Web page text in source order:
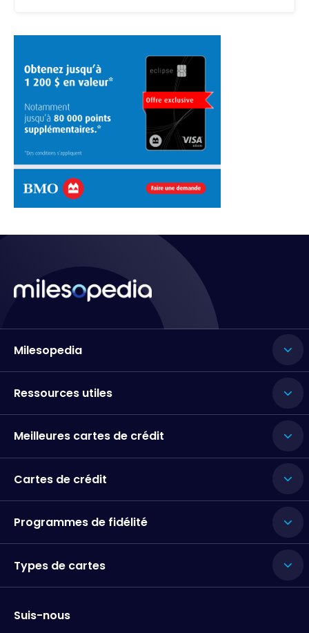
Milesopedia
Ressources utiles
Meilleures cartes de crédit
Cartes de crédit
Programmes de fidélité
Types de cartes
Suis-nous